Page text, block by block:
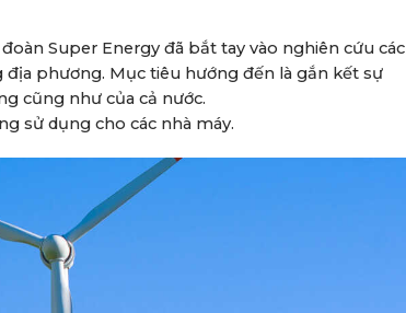
Super Energy đã bắt tay vào nghiên cứu các
phương. Mục tiêu hướng đến là gắn kết sự
cũng như của cả nước.
sử dụng cho các nhà máy.